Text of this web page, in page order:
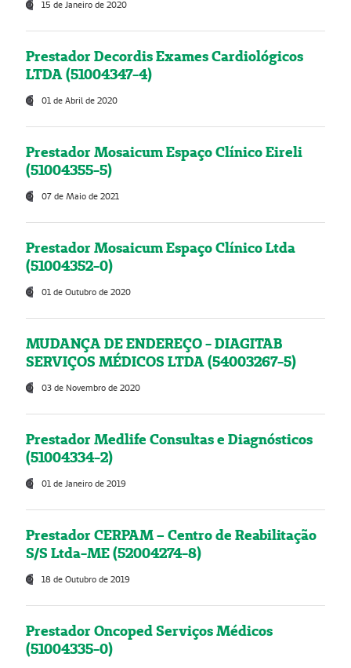
15 de Janeiro de 2020
Prestador Decordis Exames Cardiológicos
LTDA (51004347-4)
01 de Abril de 2020
Prestador Mosaicum Espaço Clínico Eireli
(51004355-5)
07 de Maio de 2021
Prestador Mosaicum Espaço Clínico Ltda
(51004352-0)
01 de Outubro de 2020
MUDANÇA DE ENDEREÇO - DIAGITAB
SERVIÇOS MÉDICOS LTDA (54003267-5)
03 de Novembro de 2020
Prestador Medlife Consultas e Diagnósticos
(51004334-2)
01 de Janeiro de 2019
Prestador CERPAM – Centro de Reabilitação
S/S Ltda-ME (52004274-8)
18 de Outubro de 2019
Prestador Oncoped Serviços Médicos
(51004335-0)